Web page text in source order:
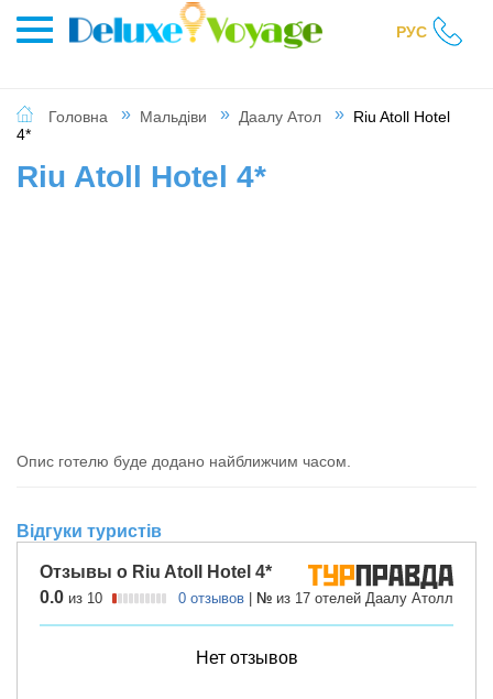
РУС
Головна Мальдіви Даалу Атол
Riu Atoll Hotel
4*
Riu Atoll Hotel 4*
Опис готелю буде додано найближчим часом.
Відгуки туристів